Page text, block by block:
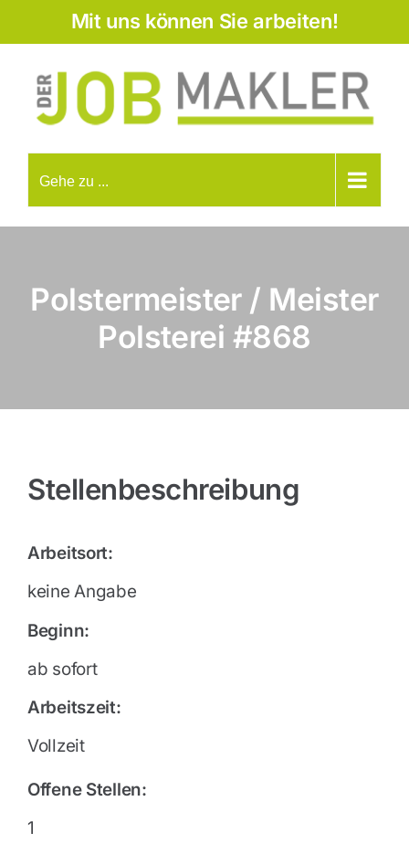
Mit uns können Sie arbeiten!
Gehe zu ...
Polstermeister / Meister
Polsterei #868
Stellenbeschreibung
Arbeitsort:
keine Angabe
Beginn:
ab sofort
Arbeitszeit:
Vollzeit
Offene Stellen:
1